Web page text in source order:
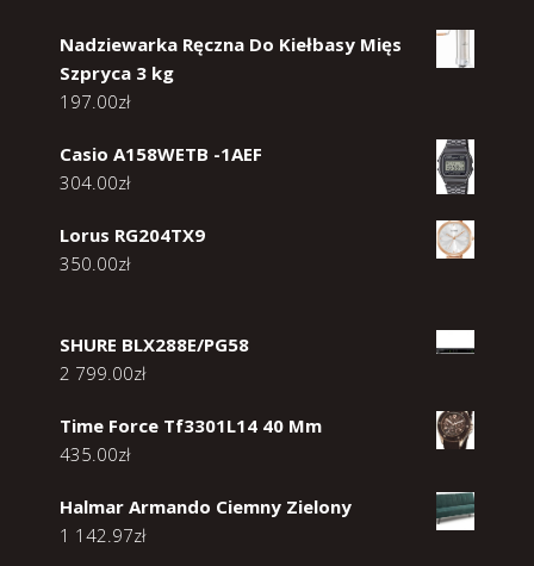
Nadziewarka Ręczna Do Kiełbasy Mięs
Szpryca 3 kg
197.00zł
Casio A158WETB -1AEF
304.00zł
Lorus RG204TX9
350.00zł
SHURE BLX288E/PG58
2 799.00zł
Time Force Tf3301L14 40 Mm
435.00zł
Halmar Armando Ciemny Zielony
1 142.97zł